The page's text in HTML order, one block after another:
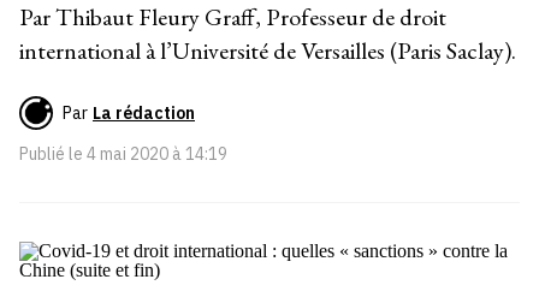
Par Thibaut Fleury Graff, Professeur de droit
international à l’Université de Versailles (Paris Saclay).
Par La rédaction
Publié le 4 mai 2020 à 14:19